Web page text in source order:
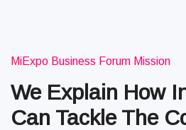
MiExpo Business Forum Mission
We Explain How
Can Tackle The